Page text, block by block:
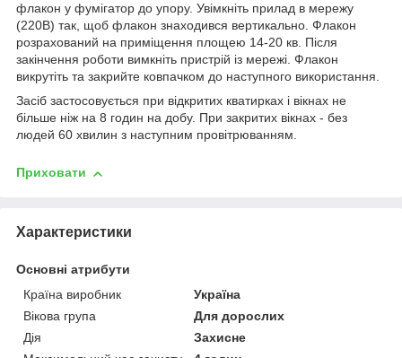
флакон у фумігатор до упору. Увімкніть прилад в мережу
(220В) так, щоб флакон знаходився вертикально. Флакон
розрахований на приміщення площею 14-20 кв. Після
закінчення роботи вимкніть пристрій із мережі. Флакон
викрутіть та закрийте ковпачком до наступного використання.
Засіб застосовується при відкритих кватирках і вікнах не
більше ніж на 8 годин на добу. При закритих вікнах - без
людей 60 хвилин з наступним провітрюванням.
Приховати
Характеристики
Основні атрибути
Країна виробник
Україна
Вікова група
Для дорослих
Дія
Захисне